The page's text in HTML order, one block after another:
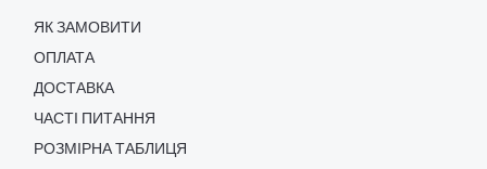
ЯК ЗАМОВИТИ
ОПЛАТА
ДОСТАВКА
ЧАСТІ ПИТАННЯ
РОЗМІРНА ТАБЛИЦЯ